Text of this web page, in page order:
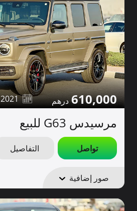
610,000
2021
مرسيدس G63 للبيع
تواصل التفاصيل
صور إضافية